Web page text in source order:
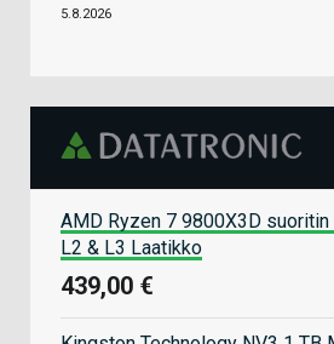
5.8.2026
AMD Ryzen 7 9800X3D
L2 & L3 Laatikko
439,00 €